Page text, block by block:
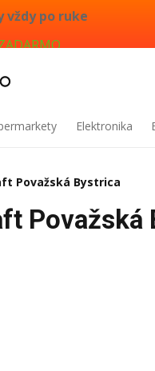
po ruke
Elektronika
Považská Bystrica
Považská